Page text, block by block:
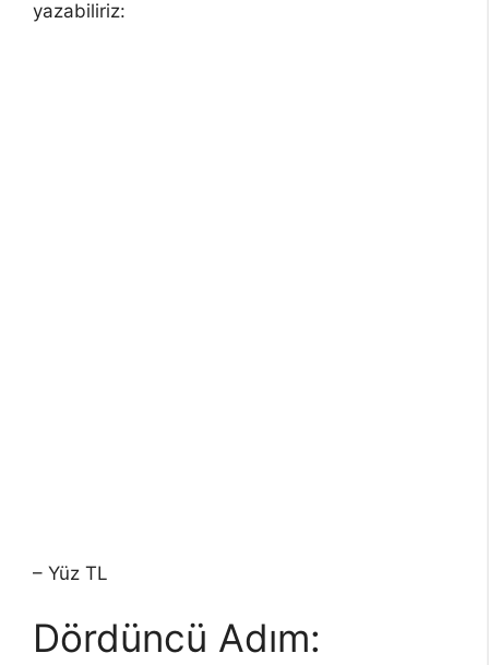
yazabiliriz:
– Yüz TL
Dördüncü Adım: